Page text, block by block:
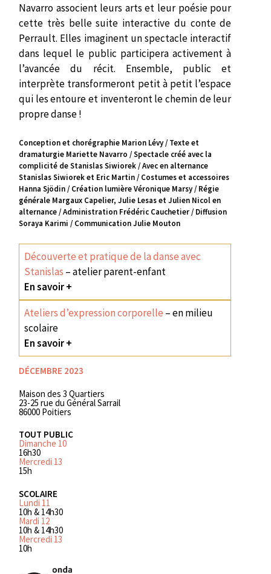
Navarro associent leurs arts et leur poésie pour
cette très belle suite interactive du conte de
Perrault. Elles imaginent un spectacle interactif
dans lequel le public participera activement à
l’avancée du récit. Ensemble, public et
interprète transformeront petit à petit l’espace
qui les entoure et inventeront le chemin de leur
propre danse !
Conception et chorégraphie Marion Lévy / Texte et
dramaturgie Mariette Navarro / Spectacle créé avec la
complicité de Stanislas Siwiorek / Avec en alternance
Stanislas Siwiorek et Eric Martin / Costumes et accessoires
Hanna Sjödin / Création lumière Véronique Marsy / Régie
générale Margaux Capelier, Julie Lesas et Julien Nicol en
alternance / Administration Frédéric Cauchetier / Diffusion
Soraya Karimi / Communication Julie Mouton
Découverte et pratique de la danse avec
Stanislas – atelier parent-enfant
En savoir +
Ateliers d’expression corporelle – en milieu
scolaire
En savoir +
DÉCEMBRE 2023
Maison des 3 Quartiers
23-25 rue du Général Sarrail
86000 Poitiers
TOUT PUBLIC
Dimanche 10
16h30
Mercredi 13
15h
SCOLAIRE
Lundi 11
10h & 14h30
Mardi 12
10h & 14h30
Mercredi 13
10h